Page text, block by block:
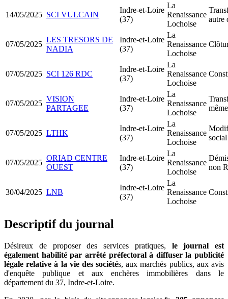
14/05/2025 SCI VULCAIN
Indre-et-Loire
(37)
La
Renaissance
Lochoise
autre
07/05/2025
LES TRESORS DE
NADIA
Indre-et-Loire
(37)
La
Renaissance
Lochoise
07/05/2025 SCI 126 RDC
Indre-et-Loire
(37)
La
Renaissance
Lochoise
07/05/2025
VISION
PARTAGEE
Indre-et-Loire
(37)
La
Renaissance
Lochoise
07/05/2025 LTHK
Indre-et-Loire
(37)
La
Renaissance
Lochoise
social
07/05/2025
ORIAD CENTRE
OUEST
Indre-et-Loire
(37)
La
Renaissance
Lochoise
non
30/04/2025 LNB
Indre-et-Loire
(37)
La
Renaissance
Lochoise
Descriptif du journal
Désireux de proposer des services pratiques, le journal est
également habilité par arrêté préfectoralà diffuser la publicité
légale relative à la vie des sociétés, aux marchés publics, aux avis
d'enquête publique et aux enchères immobilières dans le
département du 37, Indre-et-Loire.